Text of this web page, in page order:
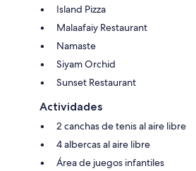
Island Pizza
Malaafaiy Restaurant
Namaste
Siyam Orchid
Sunset Restaurant
Actividades
2 canchas de tenis al aire libre
4 albercas al aire libre
Área de juegos infantiles